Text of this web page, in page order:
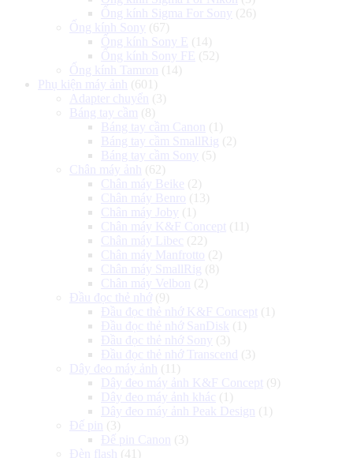
Ống kính Sigma For Sony (26)
Ống kính Sony (67)
Ống kính Sony E
(14)
Ống kính Sony FE
(52)
Ống kính Tamron
(14)
Phụ kiện máy ảnh
(601)
Adapter chuyển
(3)
Báng tay cầm (8)
Báng tay cầm Canon
(1)
Báng tay cầm SmallRig (2)
Báng tay cầm Sony (5)
Chân máy ảnh
(62)
Chân máy Beike (2)
Chân máy Benro (13)
Chân máy Joby (1)
Chân máy K&F Concept (11)
Chân máy Libec (22)
Chân máy Manfrotto (2)
Chân máy SmallRig (8)
Chân máy Velbon
(2)
Đầu đọc thẻ nhớ (9)
Đầu đọc thẻ nhớ K&F Concept (1)
Đầu đọc thẻ nhớ SanDisk (1)
Đầu đọc thẻ nhớ Sony (3)
Đầu đọc thẻ nhớ Transcend
(3)
Dây đeo máy ảnh
(11)
Dây đeo máy ảnh K&F Concept (9)
Dây đeo máy ảnh khác (1)
Dây đeo máy ảnh Peak Design
(1)
Đế pin
(3)
Đế pin Canon
(3)
Đèn flash
(41)